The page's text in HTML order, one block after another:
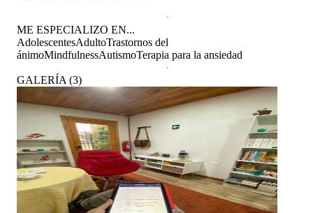
ME ESPECIALIZO EN...
AdolescentesAdultoTrastornos del
ánimoMindfulnessAutismoTerapia para la ansiedad
GALERÍA (3)